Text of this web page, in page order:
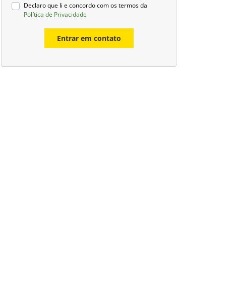
Declaro que li e concordo com os termos da
Política de Privacidade
Entrar em contato